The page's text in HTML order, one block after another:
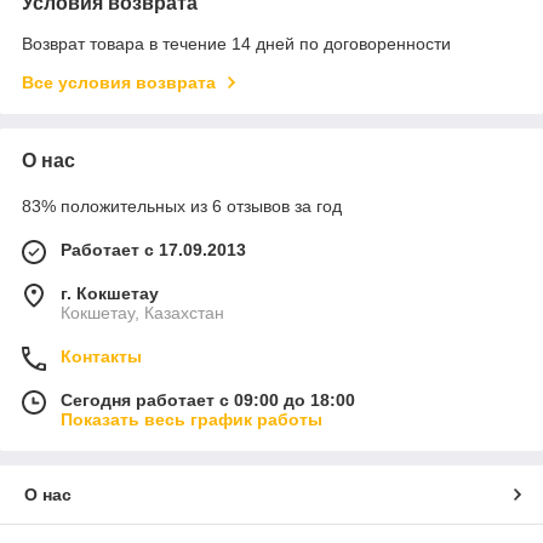
Возврат товара в течение 14 дней по договоренности
Все условия возврата
О нас
83% положительных из 6 отзывов за год
Работает с 17.09.2013
г. Кокшетау
Кокшетау, Казахстан
Контакты
Сегодня работает с 09:00 до 18:00
Показать весь график работы
О нас